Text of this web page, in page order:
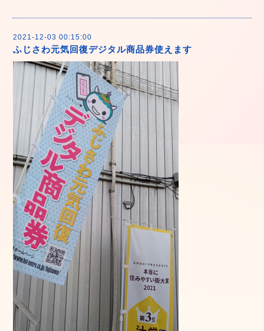
2021-12-03 00:15:00
ふじさわ元気回復デジタル商品券使えます